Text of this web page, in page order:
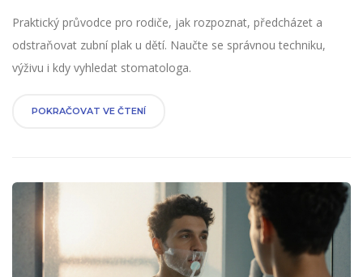
Praktický průvodce pro rodiče, jak rozpoznat, předcházet a
odstraňovat zubní plak u dětí. Naučte se správnou techniku,
výživu i kdy vyhledat stomatologa.
POKRAČOVAT VE ČTENÍ